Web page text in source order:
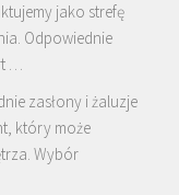
jako strefę
Odpowiednie
…
zasłony i żaluzje
który może
Wybór